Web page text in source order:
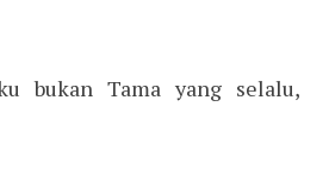
bukan Tama yang selalu,